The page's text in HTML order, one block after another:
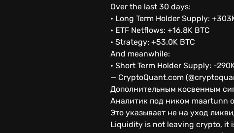
Over the last 30 days:
• Long Term Holder Supply:
• ETF Netflows: +16.8K BTC
• Strategy: +53.0K BTC
And meanwhile:
• Short Term Holder Supply: -
— CryptoQuant.com
Дополнительным косвенным
Аналитик под ником maartunn
Это указывает не на уход
Liquidity is not leaving crypto, it